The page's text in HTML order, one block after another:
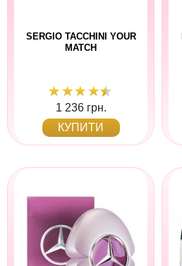
SERGIO TACCHINI YOUR
MATCH
1 236 грн.
КУПИТИ